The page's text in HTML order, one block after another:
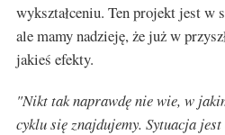
wykształceniu. Ten projekt jest w
ale mamy nadzieję, że już w
jakieś efekty.
"Nikt tak naprawdę nie wie, w
cyklu się znajdujemy. Sytuacja